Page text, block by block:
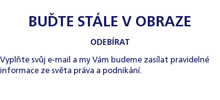
BUĎTE STÁLE V OBRAZE
ODEBÍRAT
Vyplňte svůj e-mail a my Vám budeme zasílat pravidelné
informace ze světa práva a podnikání.